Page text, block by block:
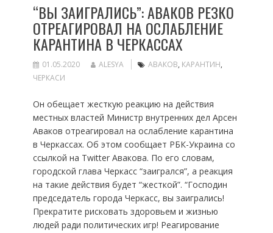
“ВЫ ЗАИГРАЛИСЬ”: АВАКОВ РЕЗКО
ОТРЕАГИРОВАЛ НА ОСЛАБЛЕНИЕ
КАРАНТИНА В ЧЕРКАССАХ
01.05.2020 ALESYA АВАКОВ, КАРАНТИН,
ЧЕРКАСИ
Он обещает жесткую реакцию на действия
местных властей Министр внутренних дел Арсен
Аваков отреагировал на ослабление карантина
в Черкассах. Об этом сообщает РБК-Украина со
ссылкой на Twitter Авакова. По его словам,
городской глава Черкасс “заигрался”, а реакция
на такие действия будет “жесткой”. “Господин
председатель города Черкасс, вы заигрались!
Прекратите рисковать здоровьем и жизнью
людей ради политических игр! Реагирование